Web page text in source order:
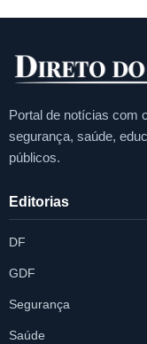
Portal de notícias com
segurança, saúde,
públicos.
Editorias
DF
GDF
Segurança
Saúde